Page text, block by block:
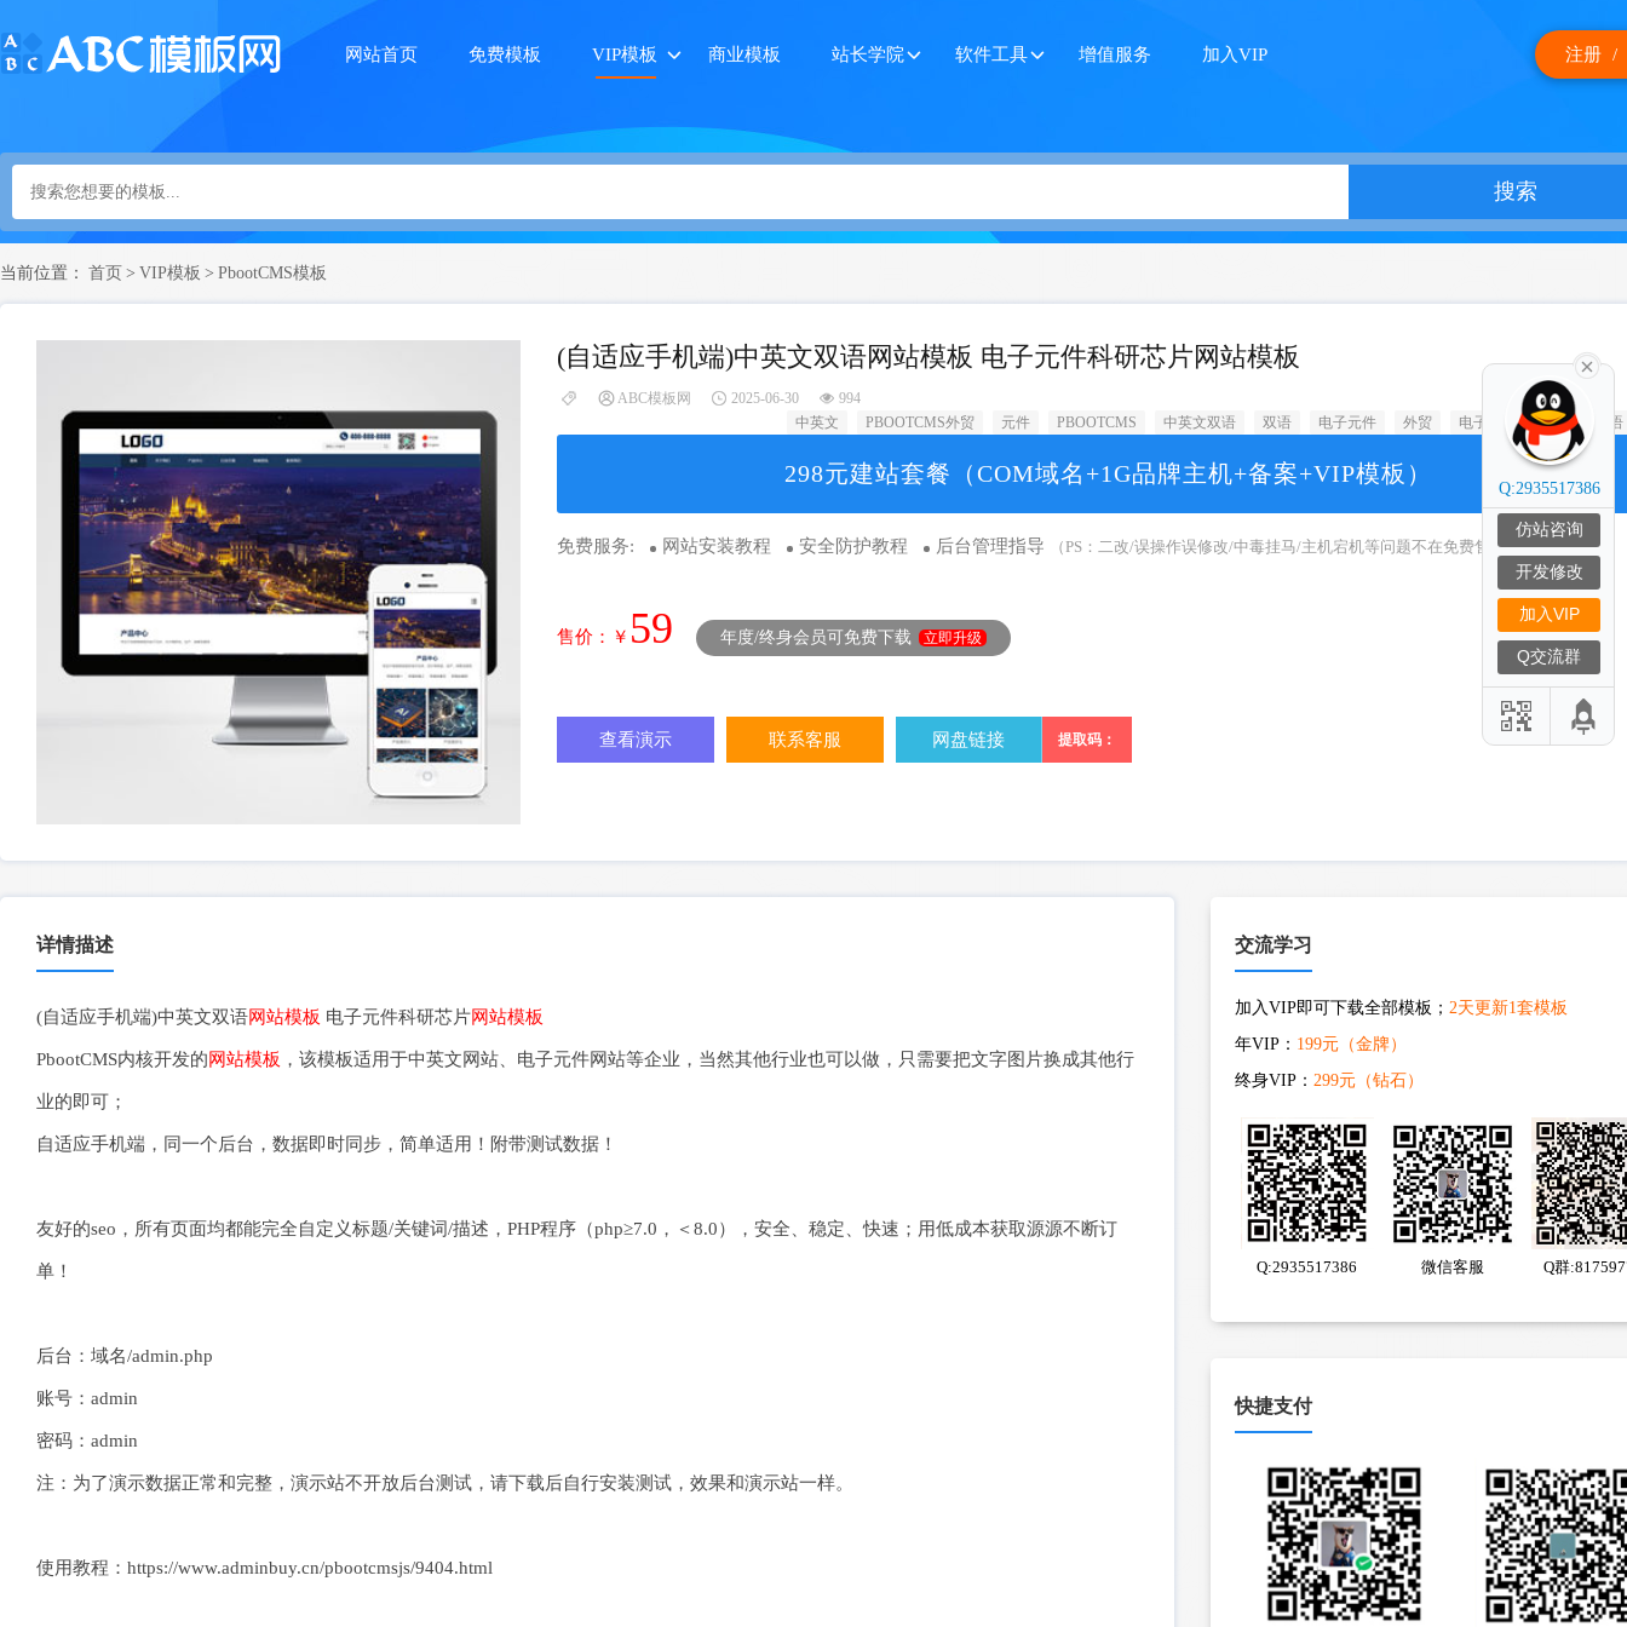
网站首页 免费模板 VIP模板 商业模板 站长学院 软件工具 增值服务 加入VIP 注册 /
搜索
当前位置： 首页 > VIP模板 > PbootCMS模板
(自适应手机端)中英文双语网站模板 电子元件科研芯片网站模板
ABC模板网 2025-06-30
994
中英文
PBOOTCMS外贸 元件 PBOOTCMS 中英文双语 双语 电子元件 外贸 电子 PBOOTCMS双语
298元建站套餐（COM域名+1G品牌主机+备案+VIP模板）
免费服务: 网站安装教程 安全防护教程 后台管理指导 （PS：二改/误操作误修改/中毒挂马/主机宕机等问题不在免费售后范围）
售价：￥ 59 年度/终身会员可免费下载 立即升级
查看演示 联系客服 网盘链接 提取码：
详情描述
(自适应手机端)中英文双语网站模板 电子元件科研芯片网站模板
PbootCMS内核开发的网站模板 ，该模板适用于中英文网站、电子元件网站等企业，当然其他行业也可以做，只需要把文字图片换成其他行
业的即可；
自适应手机端，同一个后台，数据即时同步，简单适用！附带测试数据！
友好的seo，所有页面均都能完全自定义标题/关键词/描述，PHP程序（php≥7.0，＜8.0），安全、稳定、快速；用低成本获取源源不断订
单！
后台：域名/admin.php
账号：admin
密码：admin
注：为了演示数据正常和完整，演示站不开放后台测试，请下载后自行安装测试，效果和演示站一样。
使用教程：https://www.adminbuy.cn/pbootcmsjs/9404.html
交流学习
加入VIP即可下载全部模板； 2天更新1套模板
年VIP： 199元（金牌）
终身VIP： 299元（钻石）
Q:2935517386 微信客服 Q群
快捷支付
Q:2935517386
仿站咨询
开发修改
加入VIP
Q交流群